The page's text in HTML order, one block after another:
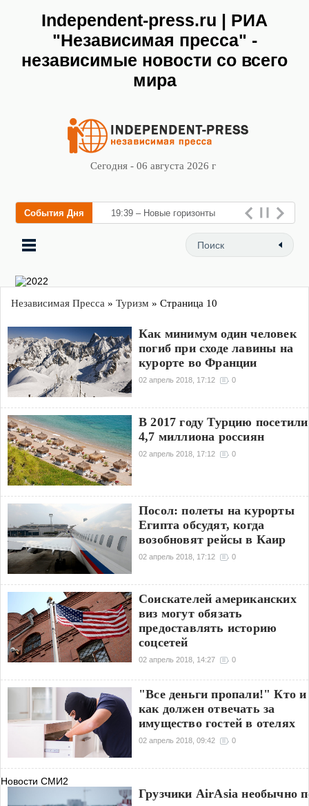
Independent-press.ru | РИА
"Независимая пресса" -
независимые новости со всего
мира
Сегодня - 06 августа 2026 г
События Дня 19:39 – Новые горизонты
флебологии: в Москве откры
Независимая Пресса » Туризм » Страница 10
Как минимум один человек
погиб при сходе лавины на
курорте во Франции
02 апрель 2018, 17:12 0
В 2017 году Турцию посетили
4,7 миллиона россиян
02 апрель 2018, 17:12 0
Посол: полеты на курорты
Египта обсудят, когда
возобновят рейсы в Каир
02 апрель 2018, 17:12 0
Соискателей американских
виз могут обязать
предоставлять историю
соцсетей
02 апрель 2018, 14:27 0
"Все деньги пропали!" Кто и
как должен отвечать за
имущество гостей в отелях
02 апрель 2018, 09:42 0
Новости СМИ2
Грузчики AirAsia необычно